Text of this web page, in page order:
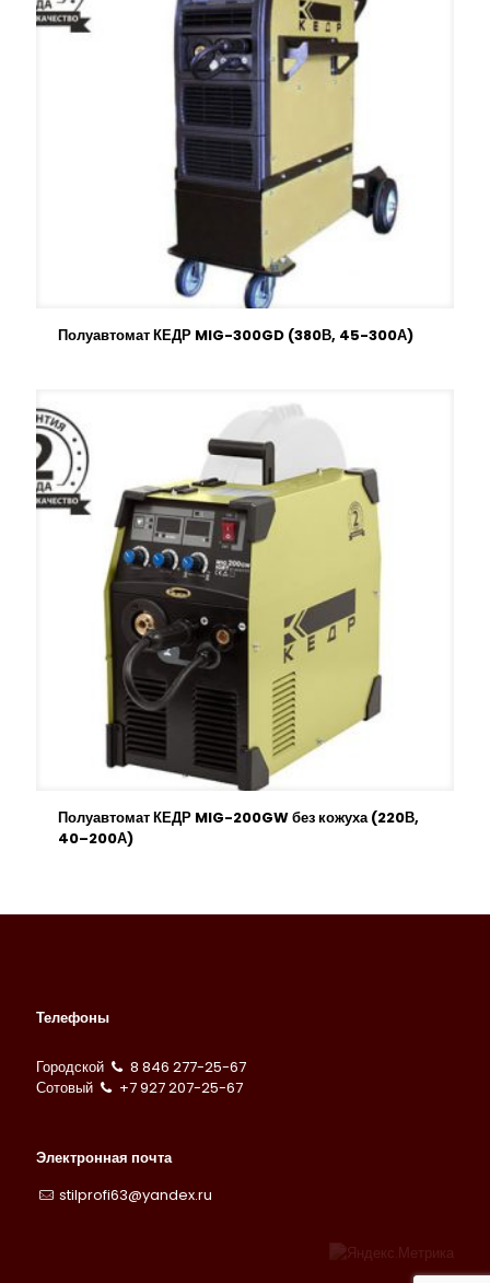
Полуавтомат КЕДР MIG-300GD (380В, 45-300А)
Полуавтомат КЕДР MIG-200GW без кожуха (220В,
40–200А)
Телефоны
Городской
8 846 277-25-67
Сотовый
+7 927 207-25-67
Электронная почта
stilprofi63@yandex.ru